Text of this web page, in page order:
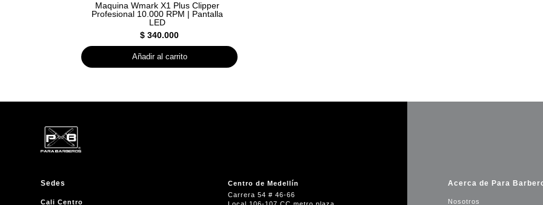
Maquina Wmark X1 Plus Clipper
Profesional 10.000 RPM | Pantalla
LED
$ 340.000
Añadir al carrito
Sedes
Cali Centro
Centro de Medellín
Carrera 54 # 46-66
Acerca de Para
Nosotros